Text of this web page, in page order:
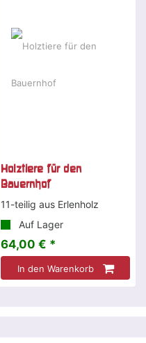
Holztiere für den
Bauernhof
11-teilig aus Erlenholz
Auf Lager
64,00 € *
In den Warenkorb